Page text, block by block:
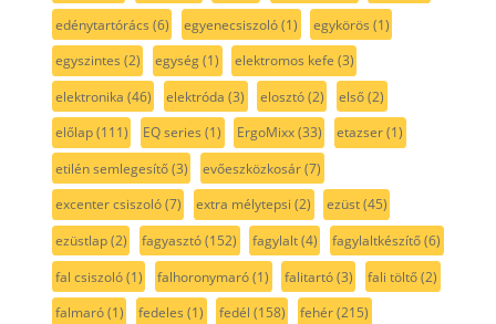
edénytartórács (6) egyenecsiszoló(1) egykörös (1)
egyszintes (2) egység(1) elektromos kefe (3)
elektronika (46) elektróda (3) elosztó(2) első(2)
előlap(111) EQ series (1) ErgoMixx(33) etazser(1)
etilén semlegesítő(3) evőeszközkosár(7)
excenter csiszoló(7) extra mélytepsi (2) ezüst(45)
ezüstlap(2) fagyasztó(152) fagylalt(4) fagylaltkészítő(6)
fal csiszoló(1) falhoronymaró(1) falitartó(3) fali töltő(2)
falmaró(1) fedeles (1) fedél (158) fehér(215)